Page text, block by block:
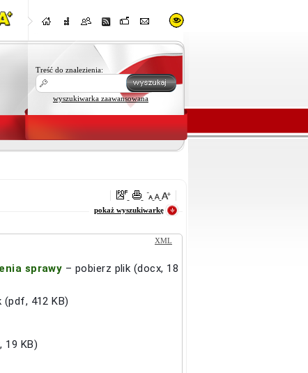
Treść do znalezienia:
wyszukiwarka zaawansowana
pokaż wyszukiwarkę
XML
sprawy – pobierz plik (docx, 18
(pdf, 412 KB)
19 KB)